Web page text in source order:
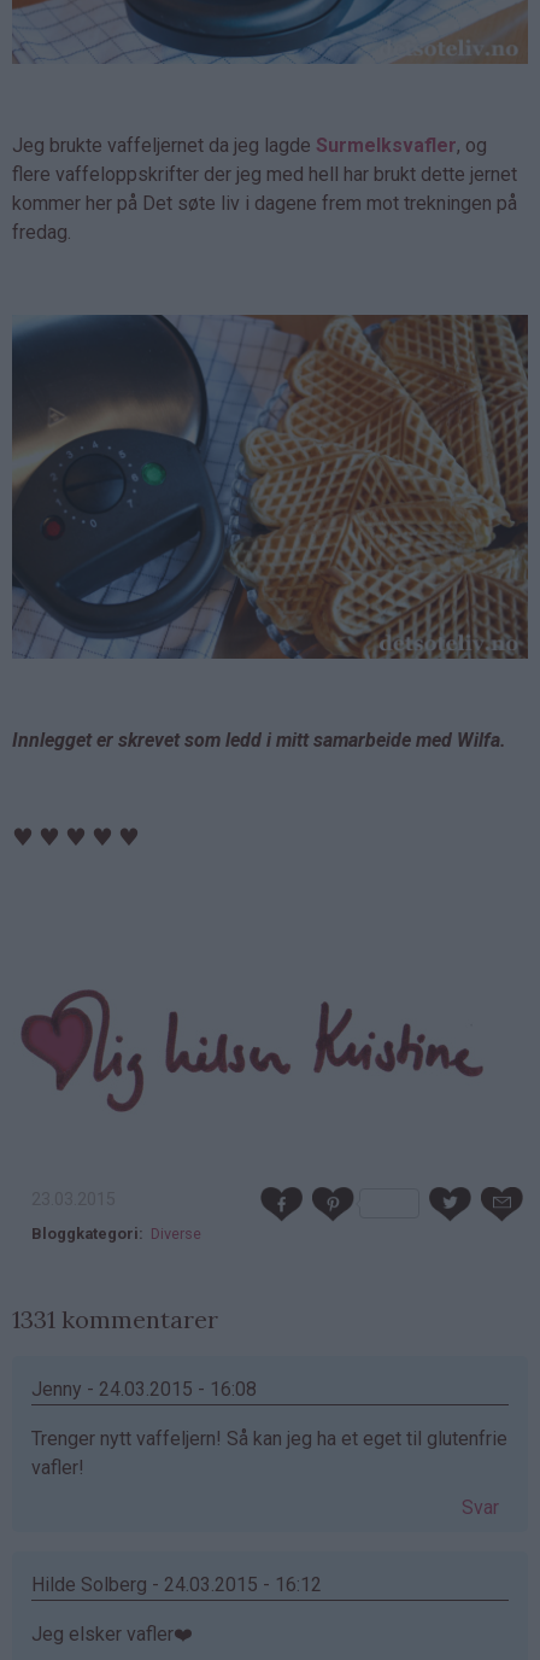
Jeg brukte vaffeljernet da jeg lagde Surmelksvafler, og
flere vaffeloppskrifter der jeg med hell har brukt dette jernet
kommer her på Det søte liv i dagene frem mot trekningen på
fredag.
Innlegget er skrevet som ledd i mitt samarbeide med Wilfa.
♥ ♥ ♥ ♥ ♥
Bloggkategori Diverse
1331 kommentarer
Jenny - 24.03.2015 - 16:08
Trenger nytt vaffeljern! Så kan jeg ha et eget til glutenfrie
vafler!
Svar
Hilde Solberg - 24.03.2015 - 16:12
Jeg elsker vafler❤️